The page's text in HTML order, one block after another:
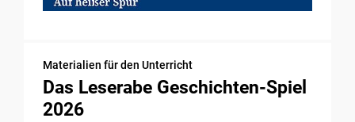
Materialien für den Unterricht
Das Leserabe Geschichten-Spiel
2026